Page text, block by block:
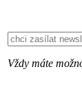
Vždy máte